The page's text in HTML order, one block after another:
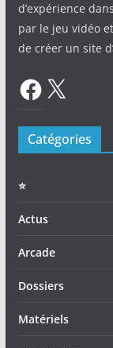
d’expérience
par le jeu vidéo
de créer un site
Facebook
X
Catégories
⭐️
Actus
Arcade
Dossiers
Matériels